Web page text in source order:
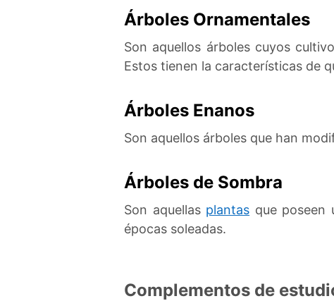
Árboles Ornamentales
Son aquellos árboles cuyos
Estos tienen la características de
Árboles Enanos
Son aquellos árboles que han
Árboles de Sombra
Son aquellas plantas que poseen
épocas soleadas.
Complementos de